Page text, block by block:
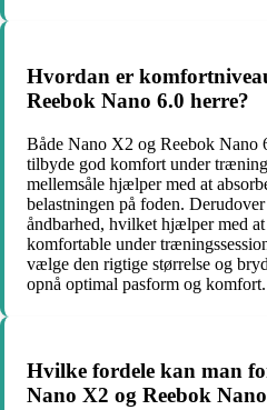
Hvordan er
Reebok Nano 6.0 herre?
Både Nano X2 og Reebok Nano
tilbyde god komfort under
mellemsåle hjælper med at
belastningen på foden.
åndbarhed, hvilket hjælper med
komfortable under
vælge den rigtige størrelse og
opnå optimal pasform og komfort.
Hvilke fordele kan man
Nano X2 og Reebok